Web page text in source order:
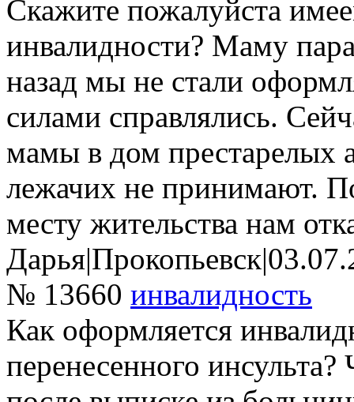
Скажите пожалуйста
инвалидности? Маму
назад мы не стали
силами справлялись.
мамы в дом престарелых
лежачих не принимают.
месту жительства нам
Дарья|Прокопьевск|
№ 13660 инвалидность
Как оформляется
перенесенного